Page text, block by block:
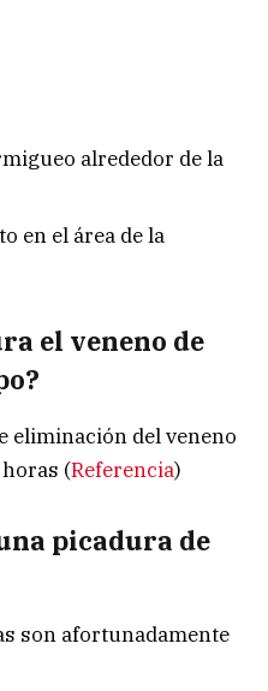
alrededor de la
en el área de la
el veneno de
eliminación del veneno
(Referencia)
picadura de
son afortunadamente